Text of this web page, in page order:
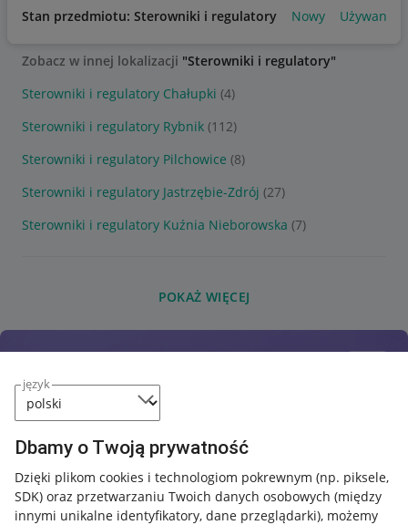
język
Dbamy o Twoją prywatność
Dzięki plikom cookies i technologiom pokrewnym (np. piksele,
SDK) oraz przetwarzaniu Twoich danych osobowych (między
innymi unikalne identyfikatory, dane przeglądarki), możemy
Stan przedmiotu: Sterowniki i regulatory Nowy Używany
Zobacz w innej lokalizacji "Sterowniki i regulatory"
Sterowniki i regulatory Chałupki (4)
Sterowniki i regulatory Rybnik (112)
Sterowniki i regulatory Pilchowice (8)
Sterowniki i regulatory Jastrzębie-Zdrój (27)
Sterowniki i regulatory Kuźnia Nieborowska (7)
POKAŻ WIĘCEJ